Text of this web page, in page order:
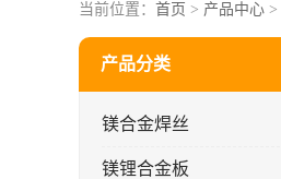
当前位置： 首页 > 产品中心 >
产品分类
镁合金焊丝
镁锂合金板